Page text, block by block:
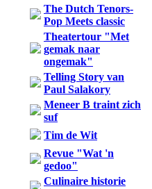
The Dutch Tenors-
Pop Meets classic
Theatertour "Met
gemak naar
ongemak"
Telling Story van
Paul Salakory
Meneer B traint zich
suf
Tim de Wit
Revue "Wat 'n
gedoo"
Culinaire historie